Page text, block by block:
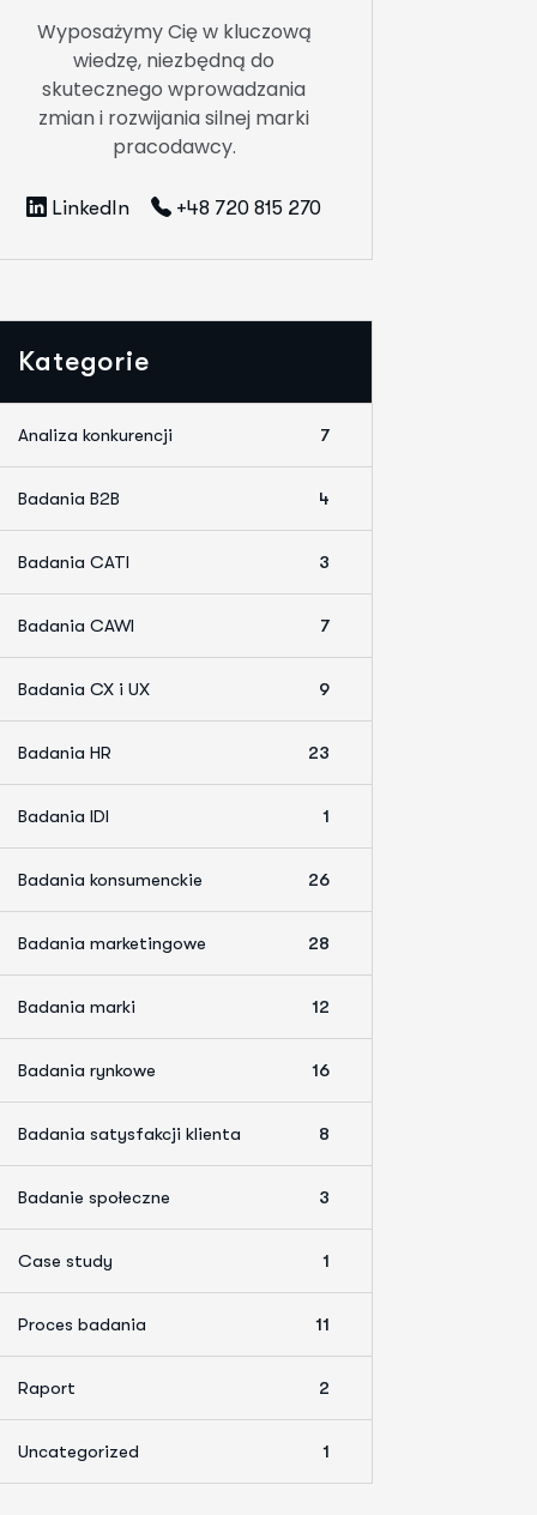
Wyposażymy Cię w kluczową
wiedzę, niezbędną do
skutecznego wprowadzania
zmian i rozwijania silnej marki
pracodawcy.
LinkedIn +48 720 815 270
Kategorie
Analiza konkurencji 7
Badania B2B 4
Badania CATI 3
Badania CAWI 7
Badania CX i UX 9
Badania HR 23
Badania IDI 1
Badania konsumenckie 26
Badania marketingowe 28
Badania marki 12
Badania rynkowe 16
Badania satysfakcji klienta 8
Badanie społeczne 3
Case study 1
Proces badania 11
Raport 2
Uncategorized 1